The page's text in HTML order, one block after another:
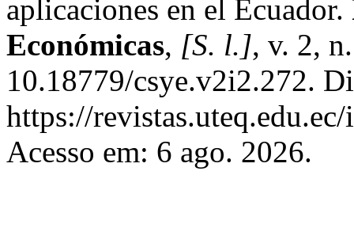
aplicaciones en el Ecuador.
Económicas, [S. l.], v. 2,
10.18779/csye.v2i2.272.
https://
Acesso em: 6 ago. 2026.